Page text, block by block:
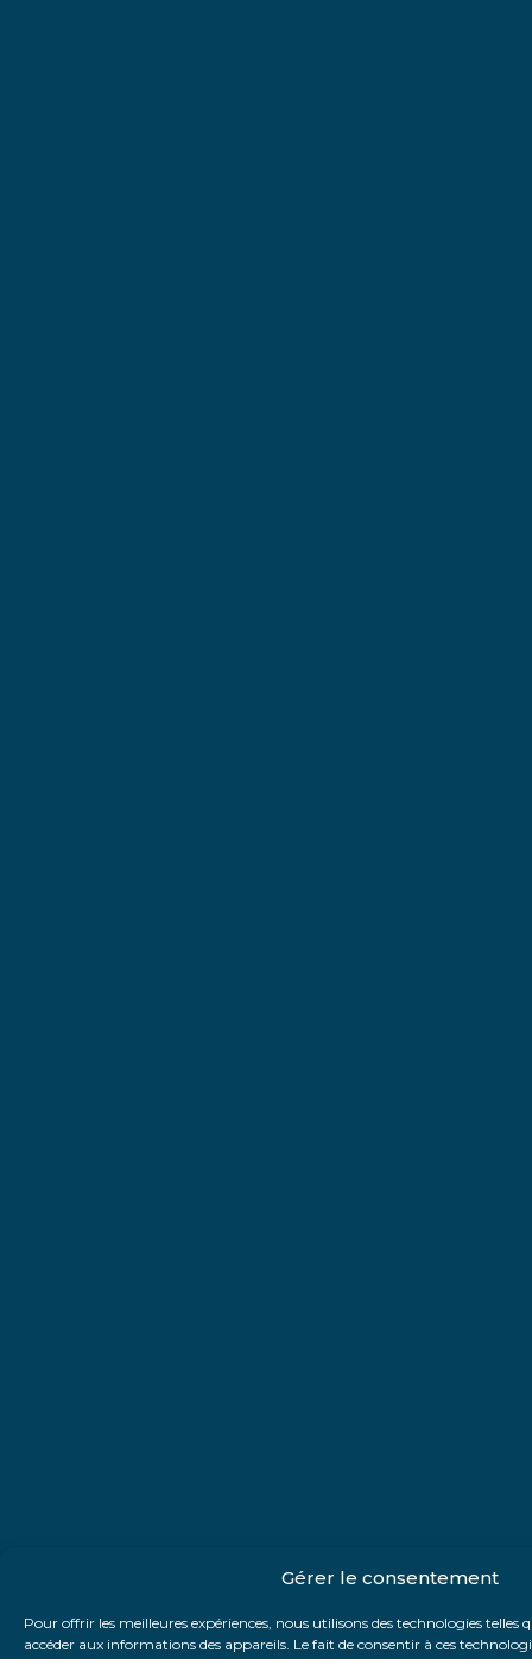
Gérer le consentement
Pour offrir les meilleures expériences, nous utilisons des technologies telles
accéder aux informations des appareils. Le fait de consentir à ces